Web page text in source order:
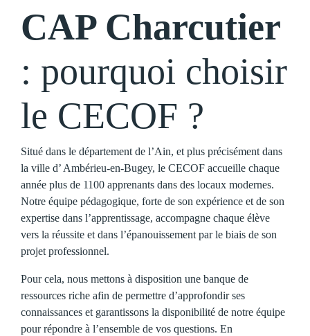
CAP Charcutier
: pourquoi choisir
le CECOF ?
Situé dans le département de l’Ain, et plus précisément dans
la ville d’ Ambérieu-en-Bugey, le CECOF accueille chaque
année plus de 1100 apprenants dans des locaux modernes.
Notre équipe pédagogique, forte de son expérience et de son
expertise dans l’apprentissage, accompagne chaque élève
vers la réussite et dans l’épanouissement par le biais de son
projet professionnel.
Pour cela, nous mettons à disposition une banque de
ressources riche afin de permettre d’approfondir ses
connaissances et garantissons la disponibilité de notre équipe
pour répondre à l’ensemble de vos questions. En